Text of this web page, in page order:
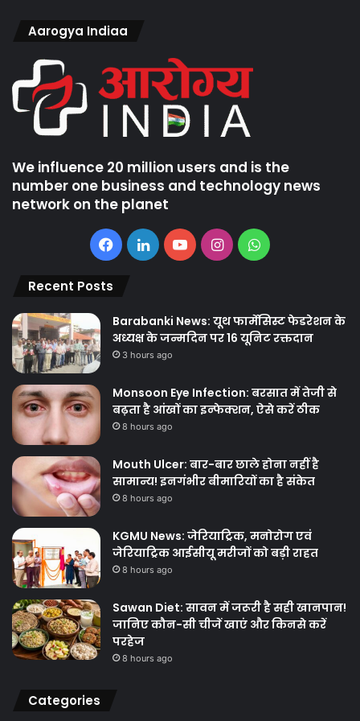
Aarogya Indiaa
We influence 20 million users and is the
number one business and technology news
network on the planet
Facebook
LinkedInYouTubeInstagramWhatsApp
Recent Posts
Barabanki News: यूथ फार्मेसिस्ट फेडरेशन के
अध्यक्ष के जन्मदिन पर 16 यूनिट रक्तदान
3 hours ago
Monsoon Eye Infection: बरसात में तेजी से
बढ़ता है आंखों का इन्फेक्शन, ऐसे करें ठीक
8 hours ago
Mouth Ulcer: बार-बार छाले होना नहीं है
सामान्य! इनगंभीर बीमारियों का है संकेत
8 hours ago
KGMU News: जेरियाट्रिक, मनोरोग एवं
जेरियाट्रिक आईसीयू मरीजों को बड़ी राहत
8 hours ago
Sawan Diet: सावन में जरूरी है सही खानपान!
जानिए कौन-सी चीजें खाएं और किनसे करें
परहेज
8 hours ago
Categories